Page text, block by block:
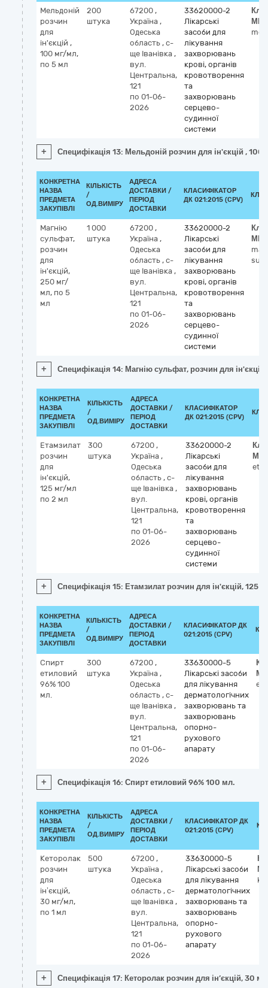
Мельдоній
розчин
для
ін'єкцій ,
100 мг/мл,
по 5 мл
200
штука
67200 ,
Україна ,
Одеська
область , с-
ще Іванівка ,
вул.
Центральна,
121
по 01-06-
2026
33620000-2
Лікарські
засоби для
лікування
захворювань
крові, органів
кровотворення
та
захворювань
серцево-
судинної
системи
МНН
+ Специфікація 13: Мельдоній розчин для ін'єкцій ,
КОНКРЕТНА
НАЗВА
ПРЕДМЕТА
ЗАКУПІВЛІ
КІЛЬКІСТЬ
/
ОД.ВИМІРУ
АДРЕСА
ДОСТАВКИ /
ПЕРІОД
ДОСТАВКИ
КЛАСИФІКАТОР
ДК 021:2015 (CPV)
Магнію
сульфат,
розчин
для
ін'єкцій,
250 мг/
мл, по 5
мл
1 000
штука
67200 ,
Україна ,
Одеська
область , с-
ще Іванівка ,
вул.
Центральна,
121
по 01-06-
2026
33620000-2
Лікарські
засоби для
лікування
захворювань
крові, органів
кровотворення
та
захворювань
серцево-
судинної
системи
МНН
+ Специфікація 14: Магнію сульфат, розчин для
КОНКРЕТНА
НАЗВА
ПРЕДМЕТА
ЗАКУПІВЛІ
КІЛЬКІСТЬ
/
ОД.ВИМІРУ
АДРЕСА
ДОСТАВКИ /
ПЕРІОД
ДОСТАВКИ
КЛАСИФІКАТОР
ДК 021:2015 (CPV)
Етамзилат
розчин
для
ін'єкцій,
125 мг/мл
по 2 мл
300
штука
67200 ,
Україна ,
Одеська
область , с-
ще Іванівка ,
вул.
Центральна,
121
по 01-06-
2026
33620000-2
Лікарські
засоби для
лікування
захворювань
крові, органів
кровотворення
та
захворювань
серцево-
судинної
системи
+ Специфікація 15: Етамзилат розчин для ін'єкцій, 125
КОНКРЕТНА
НАЗВА
ПРЕДМЕТА
ЗАКУПІВЛІ
КІЛЬКІСТЬ
/
ОД.ВИМІРУ
АДРЕСА
ДОСТАВКИ /
ПЕРІОД
ДОСТАВКИ
КЛАСИФІКАТОР ДК
021:2015 (CPV)
Спирт
етиловий
96% 100
мл.
300
штука
67200 ,
Україна ,
Одеська
область , с-
ще Іванівка ,
вул.
Центральна,
121
по 01-06-
2026
33630000-5
Лікарські засоби
для лікування
дерматологічних
захворювань та
захворювань
опорно-
рухового
апарату
+ Специфікація 16: Спирт етиловий 96% 100 мл.
КОНКРЕТНА
НАЗВА
ПРЕДМЕТА
ЗАКУПІВЛІ
КІЛЬКІСТЬ
/
ОД.ВИМІРУ
АДРЕСА
ДОСТАВКИ /
ПЕРІОД
ДОСТАВКИ
КЛАСИФІКАТОР ДК
021:2015 (CPV)
Кеторолак
розчин
для
ін’єкцій,
30 мг/мл,
по 1 мл
500
штука
67200 ,
Україна ,
Одеська
область , с-
ще Іванівка ,
вул.
Центральна,
121
по 01-06-
2026
33630000-5
Лікарські засоби
для лікування
дерматологічних
захворювань та
захворювань
опорно-
рухового
апарату
+ Специфікація 17: Кеторолак розчин для ін’єкцій, 30